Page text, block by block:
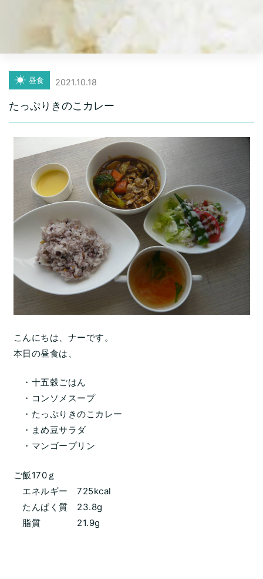
昼食 2021.10.18
たっぷりきのこカレー
こんにちは、ナーです。
本日の昼食は、
・十五穀ごはん
・コンソメスープ
・たっぷりきのこカレー
・まめ豆サラダ
・マンゴープリン
ご飯170ｇ
エネルギー 725kcal
たんぱく質 23.8g
脂質 21.9g